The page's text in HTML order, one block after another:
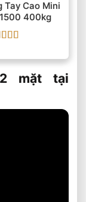
Tay Cao Mini
400kg
55 sao
mặt tại